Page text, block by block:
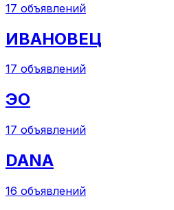
17 объявлений
ИВАНОВЕЦ
17 объявлений
ЭО
17 объявлений
DANA
16 объявлений